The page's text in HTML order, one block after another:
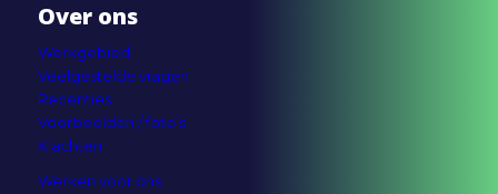
Over ons
Werkgebied
Veelgestelde vragen
Recenties
Voorbeelden / foto’s
Klachten
Werken voor ons